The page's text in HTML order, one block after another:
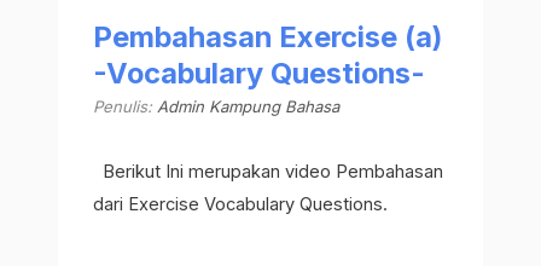
Pembahasan Exercise (a)
-Vocabulary Questions-
Penulis: Admin Kampung Bahasa
Berikut Ini merupakan video Pembahasan
dari Exercise Vocabulary Questions.